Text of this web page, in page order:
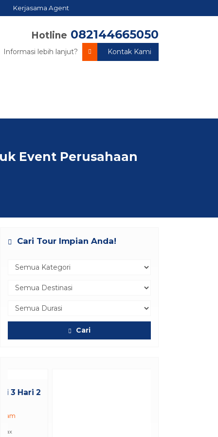
Kerjasama Agent
Hotline 082144665050
Informasi lebih lanjut? Kontak Kami
Event Perusahaan
Cari Tour Impian Anda!
Cari
Makan Siang di Grand Puncak